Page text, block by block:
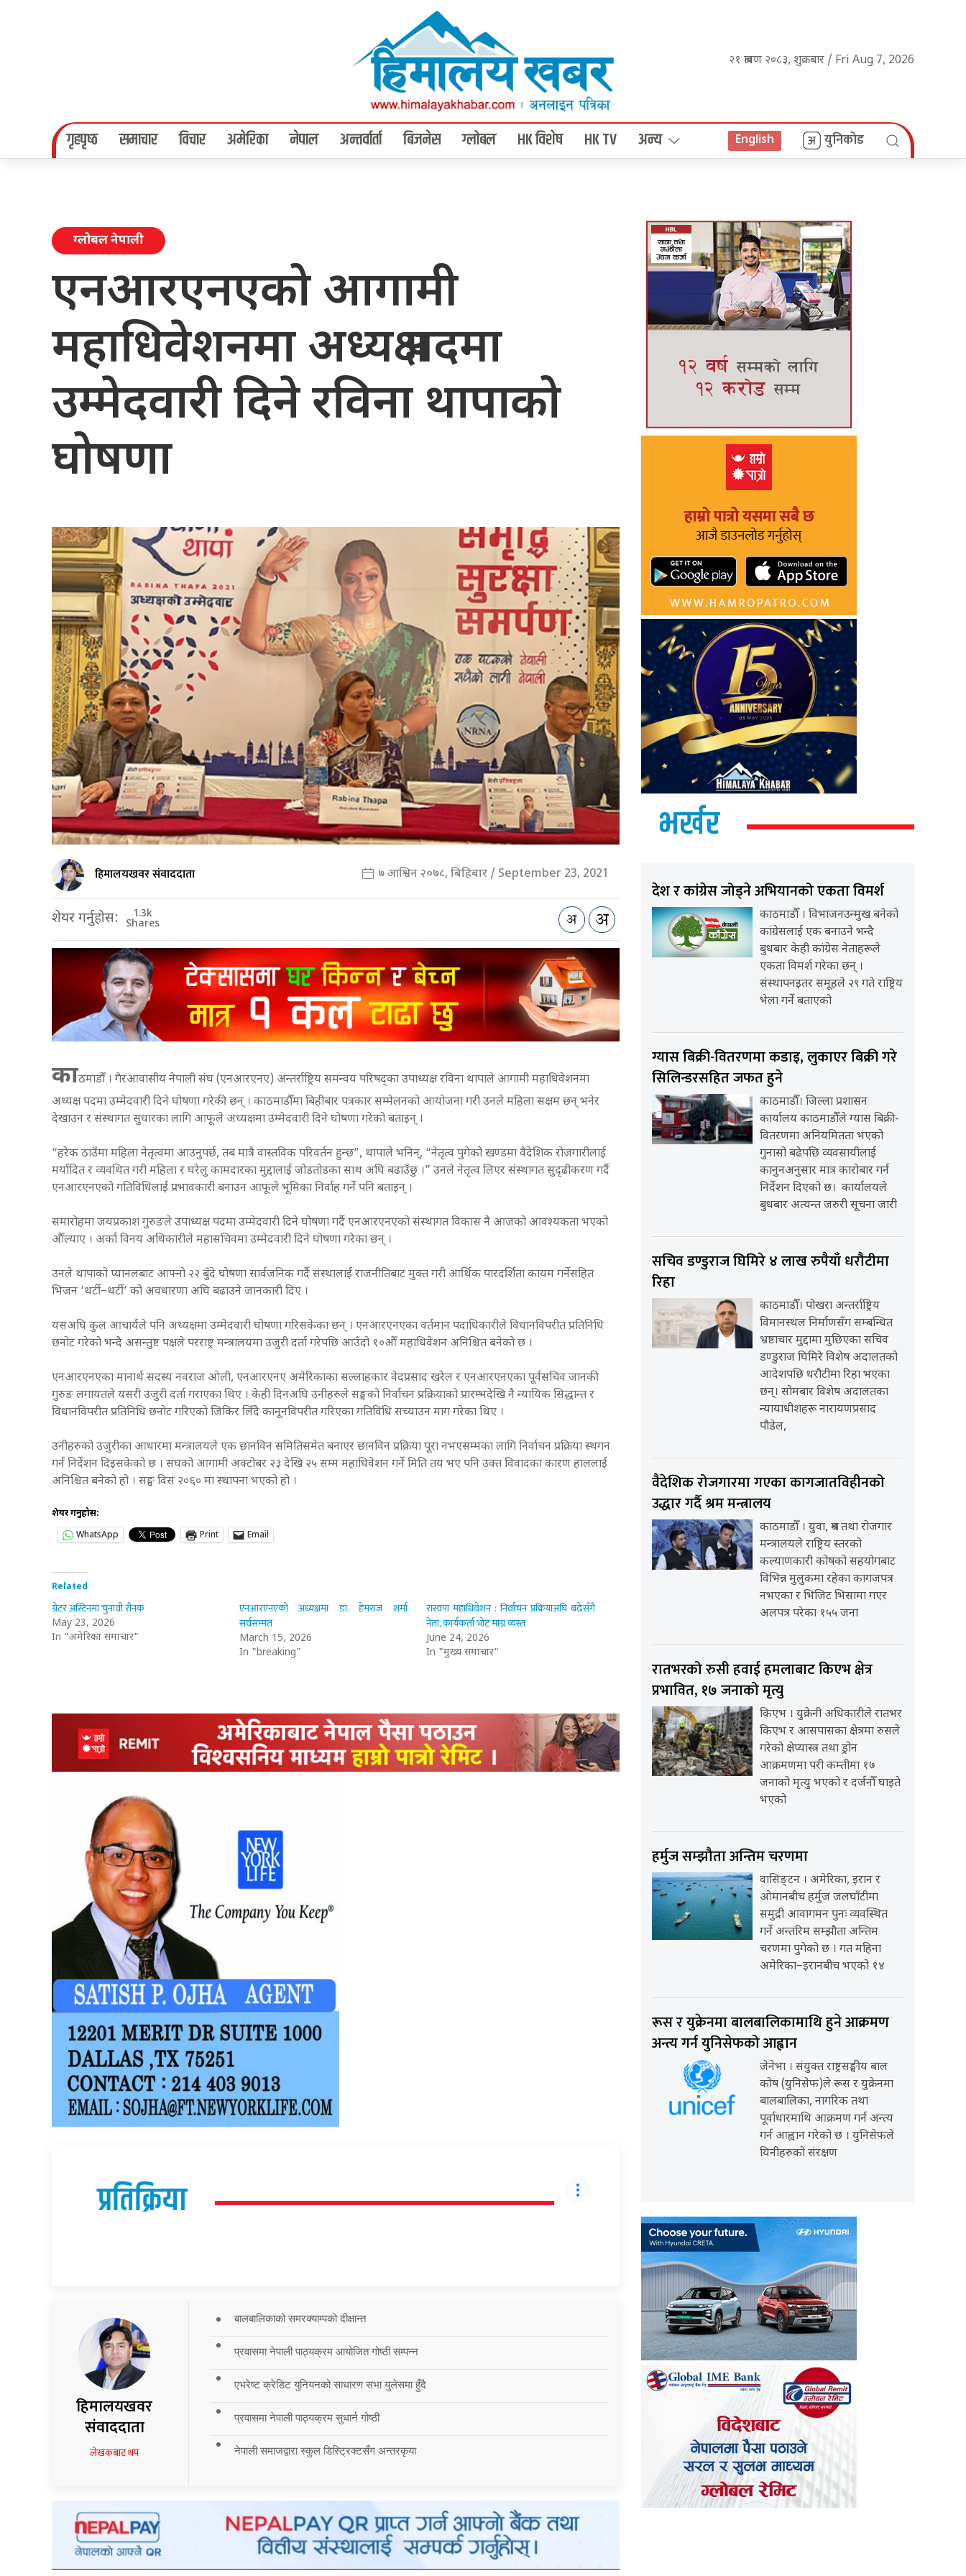
२१ श्रावण २०८३, शुक्रबार / Fri Aug 7, 2026
गृहपृष्‍ठ समाचार विचार अमेरिका नेपाल अन्तर्वार्ता बिजनेस ग्लोबल HK विशेष HK TV अन्य English युनिकोड
ग्लोबल नेपाली
एनआरएनएको आगामी
महाधिवेशनमा अध्यक्ष पदमा
उम्मेदवारी दिने रविना थापाको
घोषणा
हिमालयखवर संवाददाता ७ आश्विन २०७८, बिहिबार / September 23, 2021
शेयर गर्नुहोस: 1.3k
Shares
काठमाडौँ । गैरआवासीय नेपाली संघ (एनआरएनए) अन्तर्राष्ट्रिय समन्वय परिषद्का उपाध्यक्ष रविना थापाले आगामी महाधिवेशनमा
अध्यक्ष पदमा उम्मेदवारी दिने घोषणा गरेकी छन् । काठमाडौँमा बिहीबार पत्रकार सम्मेलनको आयोजना गरी उनले महिला सक्षम छन् भनेर
देखाउन र संस्थागत सुधारका लागि आफूले अध्यक्षमा उम्मेदवारी दिने घोषणा गरेको बताइन् ।
“हरेक ठाउँमा महिला नेतृत्वमा आउनुपर्छ, तब मात्रै वास्तविक परिवर्तन हुन्छ”, थापाले भनिन्, “नेतृत्व पुगेको खण्डमा वैदेशिक रोजगारीलाई
मर्यादित र व्यवथित गरी महिला र घरेलु कामदारका मुद्दालाई जोडतोडका साथ अघि बढाउँछु ।” उनले नेतृत्व लिएर संस्थागत सुदृढीकरण गर्दै
एनआरएनएको गतिविधिलाई प्रभावकारी बनाउन आफूले भूमिका निर्वाह गर्ने पनि बताइन् ।
समारोहमा जयप्रकाश गुरुङले उपाध्यक्ष पदमा उम्मेदवारी दिने घोषणा गर्दै एनआरएनएको संस्थागत विकास नै आजको आवश्यकता भएको
औँल्याए । अर्का विनय अधिकारीले महासचिवमा उम्मेदवारी दिने घोषणा गरेका छन् ।
उनले थापाको प्यानलबाट आफ्नो २२ बुँदे घोषणा सार्वजनिक गर्दै संस्थालाई राजनीतिबाट मुक्त गरी आर्थिक पारदर्शिता कायम गर्नेसहित
भिजन ‘थर्टी–थर्टी’ को अवधारणा अघि बढाउने जानकारी दिए ।
यसअघि कुल आचार्यले पनि अध्यक्षमा उम्मेदवारी घोषणा गरिसकेका छन् । एनआरएनएका वर्तमान पदाधिकारीले विधानविपरीत प्रतिनिधि
छनोट गरेको भन्दै असन्तुष्ट पक्षले परराष्ट्र मन्त्रालयमा उजुरी दर्ता गरेपछि आउँदो १०औँ महाधिवेशन अनिश्चित बनेको छ ।
एनआरएनएका मानार्थ सदस्य नवराज ओली, एनआरएनए अमेरिकाका सल्लाहकार वेदप्रसाद खरेल र एनआरएनएका पूर्वसचिव जानकी
गुरुङ लगायतले यसरी उजुरी दर्ता गराएका थिए । केही दिनअघि उनीहरुले सङ्घको निर्वाचन प्रक्रियाको प्रारम्भदेखि नै न्यायिक सिद्धान्त र
विधानविपरीत प्रतिनिधि छनोट गरिएको जिकिर लिँदै कानूनविपरीत गरिएका गतिविधि सच्याउन माग गरेका थिए ।
उनीहरुको उजुरीका आधारमा मन्त्रालयले एक छानविन समितिसमेत बनाएर छानविन प्रक्रिया पूरा नभएसम्मका लागि निर्वाचन प्रक्रिया स्थगन
गर्न निर्देशन दिइसकेको छ । संघको आगामी अक्टोबर २३ देखि २५ सम्म महाधिवेशन गर्ने मिति तय भए पनि उक्त विवादका कारण हाललाई
अनिश्चित बनेको हो । सङ्घ विसं २०६० मा स्थापना भएको हो ।
शेयर गर्नुहोस:
WhatsApp
Print Email
Related
ग्रेटर अस्टिनमा चुनावी रौनक
May 23, 2026
In "अमेरिका समाचार"
एनआरएनएको अध्यक्षमा डा. हेमराज शर्मा
सर्वसम्मत
March 15, 2026
In "breaking"
रास्वपा महाधिवेशन : निर्वाचन प्रक्रियाअघि बढेसँगै
नेता, कार्यकर्ता भोट माग्न व्यस्त
June 24, 2026
In "मुख्य समाचार"
प्रतिक्रिया
हिमालयखवर
संवाददाता
लेखकबाट थप
बालबालिकाको समरक्याम्पको दीक्षान्त
प्रवासमा नेपाली पाठ्यक्रम आयोजित गोष्ठी सम्पन्न
एभरेष्ट क्रेडिट युनियनको साधारण सभा युलेसमा हुँदै
प्रवासमा नेपाली पाठ्यक्रम सुधार्न गोष्ठी
नेपाली समाजद्वारा स्कुल डिस्ट्रिक्टसँग अन्तरकृया
भर्खर
देश र कांग्रेस जोड्ने अभियानको एकता विमर्श
काठमाडौँ । विभाजनउन्मुख बनेको
कांग्रेसलाई एक बनाउने भन्दै
बुधबार केही कांग्रेस नेताहरूले
एकता विमर्श गरेका छन् ।
संस्थापनइतर समूहले २९ गते राष्ट्रिय
भेला गर्ने बताएको
ग्यास बिक्री-वितरणमा कडाइ, लुकाएर बिक्री गरे
सिलिन्डरसहित जफत हुने
काठमाडौँ। जिल्ला प्रशासन
कार्यालय काठमाडौँले ग्यास बिक्री-
वितरणमा अनियमितता भएको
गुनासो बढेपछि व्यवसायीलाई
कानुनअनुसार मात्र कारोबार गर्न
निर्देशन दिएको छ। कार्यालयले
बुधबार अत्यन्त जरुरी सूचना जारी
सचिव डण्डुराज घिमिरे ४ लाख रुपैयाँ धरौटीमा
रिहा
काठमाडौँ। पोखरा अन्तर्राष्ट्रिय
विमानस्थल निर्माणसँग सम्बन्धित
भ्रष्टाचार मुद्दामा मुछिएका सचिव
डण्डुराज घिमिरे विशेष अदालतको
आदेशपछि धरौटीमा रिहा भएका
छन्। सोमबार विशेष अदालतका
न्यायाधीशहरू नारायणप्रसाद
पौडेल,
वैदेशिक रोजगारमा गएका कागजातविहीनको
उद्धार गर्दै श्रम मन्त्रालय
काठमाडौँ । युवा, श्रम तथा रोजगार
मन्त्रालयले राष्ट्रिय स्तरको
कल्याणकारी कोषको सहयोगबाट
विभिन्न मुलुकमा रहेका कागजपत्र
नभएका र भिजिट भिसामा गएर
अलपत्र परेका १५५ जना
रातभरको रुसी हवाई हमलाबाट किएभ क्षेत्र
प्रभावित, १७ जनाको मृत्यु
किएभ । युक्रेनी अधिकारीले रातभर
किएभ र आसपासका क्षेत्रमा रुसले
गरेको क्षेप्यास्त्र तथा ड्रोन
आक्रमणमा परी कम्तीमा १७
जनाको मृत्यु भएको र दर्जनौँ घाइते
भएको
हर्मुज सम्झौता अन्तिम चरणमा
वासिङ्टन । अमेरिका, इरान र
ओमानबीच हर्मुज जलघाँटीमा
समुद्री आवागमन पुनः व्यवस्थित
गर्ने अन्तरिम सम्झौता अन्तिम
चरणमा पुगेको छ । गत महिना
अमेरिका–इरानबीच भएको १४
रूस र युक्रेनमा बालबालिकामाथि हुने आक्रमण
अन्त्य गर्न युनिसेफको आह्वान
जेनेभा । संयुक्त राष्ट्रसङ्घीय बाल
कोष (युनिसेफ)ले रूस र युक्रेनमा
बालबालिका, नागरिक तथा
पूर्वाधारमाथि आक्रमण गर्न अन्त्य
गर्न आह्वान गरेको छ । युनिसेफले
यिनीहरुको संरक्षण